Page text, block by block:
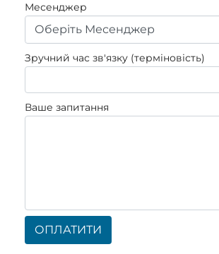
Месенджер
Оберіть Месенджер
Зручний час зв'язку (терміновість)
Ваше запитання
ОПЛАТИТИ